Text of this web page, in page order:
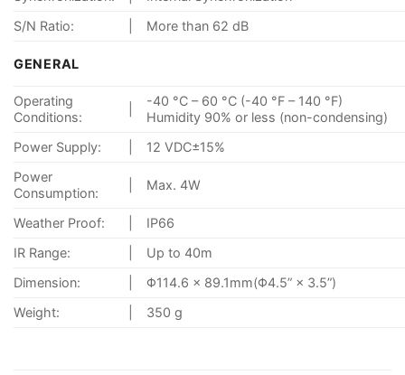
S/N Ratio:
More than 62 dB
GENERAL
Operating
Conditions:
-40 °C – 60 °C (-40 °F – 140 °F)
Humidity 90% or less (non-condensing)
Power Supply:
12 VDC±15%
Power
Consumption:
Max. 4W
Weather Proof:
IP66
IR Range:
Up to 40m
Dimension:
Φ114.6 × 89.1mm(Φ4.5” × 3.5”)
Weight:
350 g